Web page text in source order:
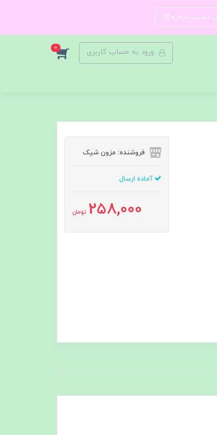
از دستت نرفته😍
ورود به حساب کاربری 0
فروشنده: مزون شیک
آماده ارسال
258,000 تومان